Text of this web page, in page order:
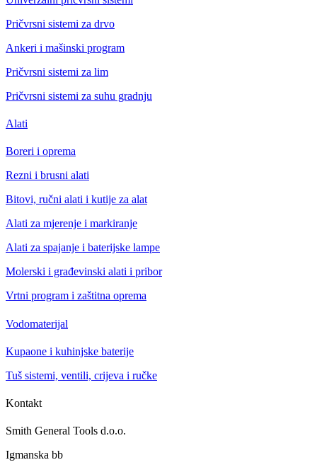
Pričvrsni sistemi za drvo
Ankeri i mašinski program
Pričvrsni sistemi za lim
Pričvrsni sistemi za suhu gradnju
Alati
Boreri i oprema
Rezni i brusni alati
Bitovi, ručni alati i kutije za alat
Alati za mjerenje i markiranje
Alati za spajanje i baterijske lampe
Molerski i građevinski alati i pribor
Vrtni program i zaštitna oprema
Vodomaterijal
Kupaone i kuhinjske baterije
Tuš sistemi, ventili, crijeva i ručke
Kontakt
Smith General Tools d.o.o.
Igmanska bb